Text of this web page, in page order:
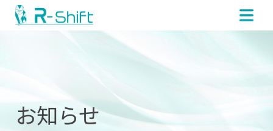
お知らせ